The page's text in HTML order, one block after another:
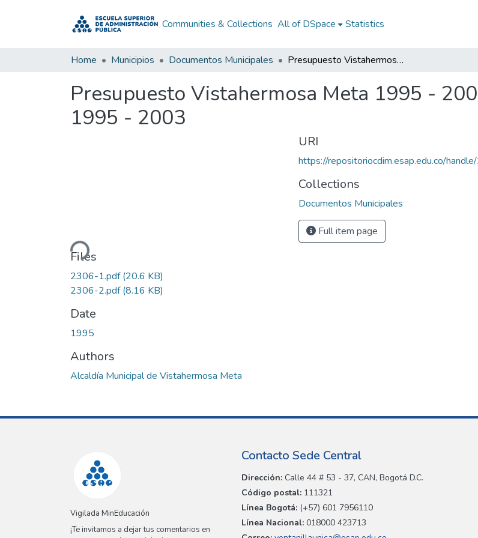
Communities & Collections All of DSpace Statistics
Home Municipios Documentos Municipales Presupuesto Vistahermosa Meta 1995 - 2003: P Vistahermosa Meta 1995 - 2003
Presupuesto Vistahermosa Meta 1995 -
1995 - 2003
Loading...
Files
2306-1.pdf(20.6 KB)
2306-2.pdf(8.16 KB)
Date
1995
Authors
Alcaldía Municipal de Vistahermosa Meta
URI
https://repositoriocdim.esap.edu.co/
Collections
Documentos Municipales
Full item page
Vigilada MinEducación
¡Te invitamos a dejar tus comentarios en
Contacto Sede Central
Dirección: Calle 44 # 53 - 37, CAN, Bogotá D.C.
Código postal: 111321
Línea Bogotá: (+57) 601 7956110
Línea Nacional: 018000 423713